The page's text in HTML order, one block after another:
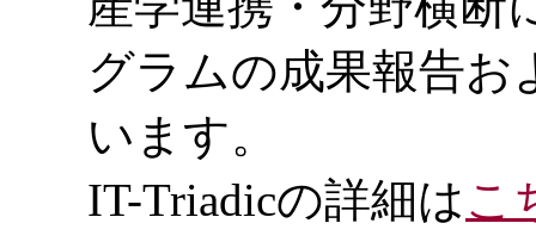
グラムの成果報告
います。
IT-Triadicの詳細はこ